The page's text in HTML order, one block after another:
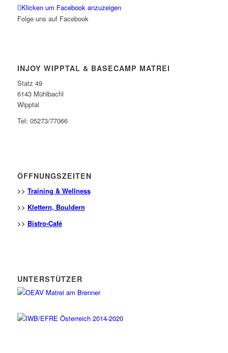
Klicken um Facebook anzuzeigen
Folge uns auf Facebook
INJOY WIPPTAL & BASECAMP MATREI
Statz 49
6143 Mühlbachl
Wipptal
Tel: 05273/77066
ÖFFNUNGSZEITEN
>> Training & Wellness
>> Klettern, Bouldern
>> Bistro-Café
UNTERSTÜTZER